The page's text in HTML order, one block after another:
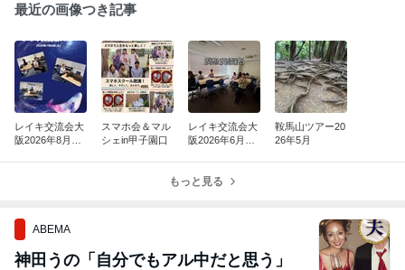
最近の画像つき記事
レイキ交流会大
阪2026年8月の
スマホ会＆マル
シェin甲子園口
レイキ交流会大
阪2026年6月の
鞍馬山ツアー20
26年5月
もっと見る
ABEMA
神田うの「自分でもアル中だと思う」